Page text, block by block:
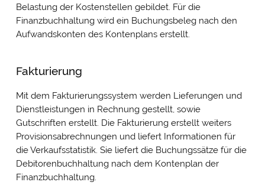
Belastung der Kostenstellen gebildet. Für die
Finanzbuchhaltung wird ein Buchungsbeleg nach den
Aufwandskonten des Kontenplans erstellt.
Fakturierung
Mit dem Fakturierungssystem werden Lieferungen und
Dienstleistungen in Rechnung gestellt, sowie
Gutschriften erstellt. Die Fakturierung erstellt weiters
Provisionsabrechnungen und liefert Informationen für
die Verkaufsstatistik. Sie liefert die Buchungssätze für die
Debitorenbuchhaltung nach dem Kontenplan der
Finanzbuchhaltung.